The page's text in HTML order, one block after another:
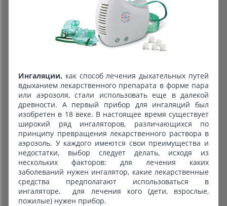
Ингаляции, как способ лечения дыхательных путей
вдыханием лекарственного препарата в форме пара
или аэрозоля, стали использовать еще в далекой
древности. А первый прибор для ингаляций был
изобретен в 18 веке. В настоящее время существует
широкий ряд ингаляторов, различающихся по
принципу превращения лекарственного раствора в
аэрозоль. У каждого имеются свои преимущества и
недостатки, выбор следует делать, исходя из
нескольких факторов: для лечения каких
заболеваний нужен ингалятор, какие лекарственные
средства предполагают использоваться в
ингаляторе, для лечения кого (дети, взрослые,
пожилые) нужен прибор.